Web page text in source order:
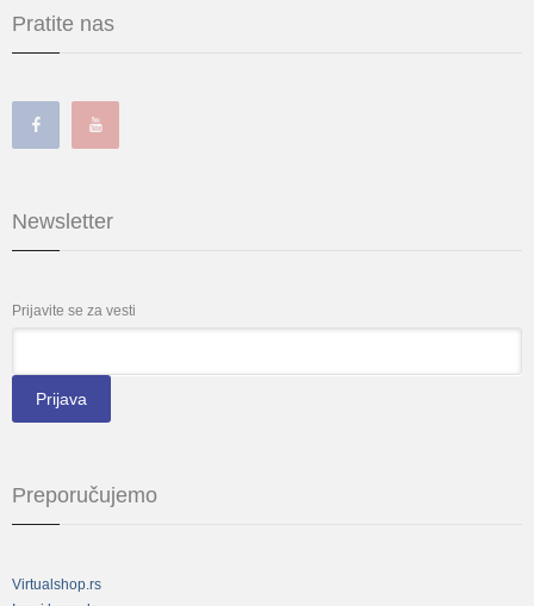
Pratite nas
Newsletter
Prijavite se za vesti
Preporučujemo
Virtualshop.rs